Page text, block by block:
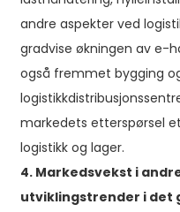
andre aspekter ved
gradvise økningen av e-
også fremmet bygging
markedets etterspørsel
logistikk og lager.
4. Markedsvekst i
utviklingstrender i det